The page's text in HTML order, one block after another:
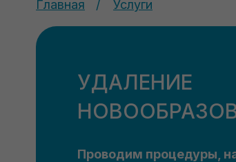
УДАЛЕНИЕ
Проводим процедуры,
Главная / Услуги